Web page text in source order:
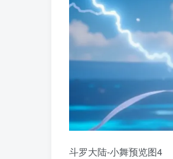
斗罗大陆-小舞预览图4